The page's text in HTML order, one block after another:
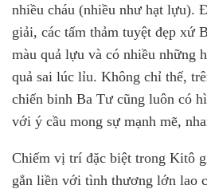
nhiều cháu (nhiều như hạt lựu).
giải, các tấm thảm tuyệt đẹp xứ
màu quả lựu và có nhiều những
quả sai lúc lỉu. Không chỉ thế,
chiến binh Ba Tư cũng luôn có
với ý cầu mong sự mạnh mẽ,
Chiếm vị trí đặc biệt trong Kitô
gắn liền với tình thương lớn lao